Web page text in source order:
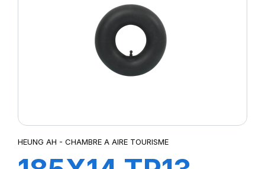
HEUNG AH - CHAMBRE A AIRE TOURISME